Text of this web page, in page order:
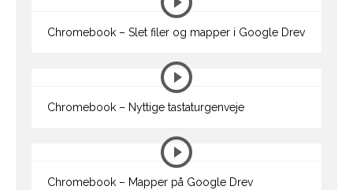
Chromebook – Slet filer og mapper i Google Drev
Chromebook – Nyttige tastaturgenveje
Chromebook – Mapper på Google Drev